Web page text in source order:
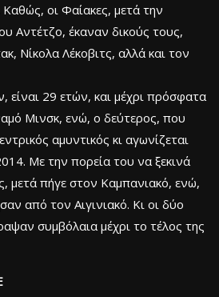
οι Φαίακες, μετά την
Αντέτζο, έκαναν δικούς τους,
Νίκολα Λέκοβιτς, αλλά και τον
29 ετών, και μέχρι πρόσφατα
Μινσκ, ενώ, ο δεύτερος, που
αμυντικός κι αγωνίζεται
Με την πορεία του να ξεκινά
μετά πήγε στον Καμπανιακό, ενώ,
από τον Αιγινιακό. Κι οι δύο
συμβόλαια μέχρι το τέλος της